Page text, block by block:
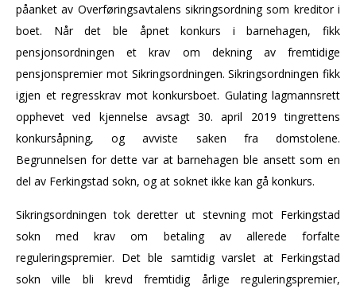
påanket av Overføringsavtalens sikringsordning som kreditor i
boet. Når det ble åpnet konkurs i barnehagen, fikk
pensjonsordningen et krav om dekning av fremtidige
pensjonspremier mot Sikringsordningen. Sikringsordningen fikk
igjen et regresskrav mot konkursboet. Gulating lagmannsrett
opphevet ved kjennelse avsagt 30. april 2019 tingrettens
konkursåpning, og avviste saken fra domstolene.
Begrunnelsen for dette var at barnehagen ble ansett som en
del av Ferkingstad sokn, og at soknet ikke kan gå konkurs.
Sikringsordningen tok deretter ut stevning mot Ferkingstad
sokn med krav om betaling av allerede forfalte
reguleringspremier. Det ble samtidig varslet at Ferkingstad
sokn ville bli krevd fremtidig årlige reguleringspremier,